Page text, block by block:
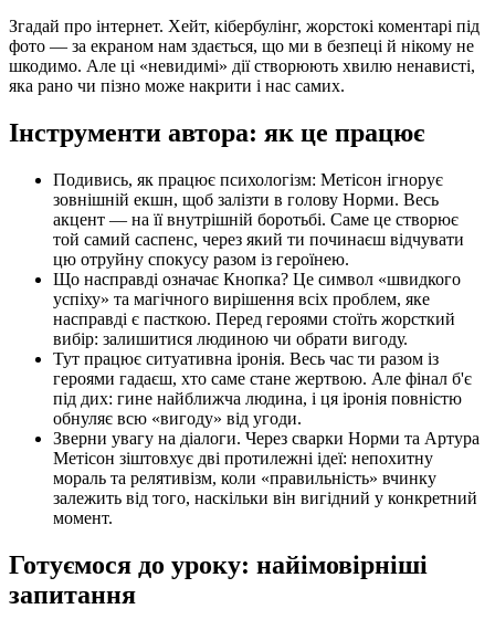
Згадай про інтернет. Хейт, кібербулінг, жорстокі коментарі під
фото — за екраном нам здається, що ми в безпеці й нікому не
шкодимо. Але ці «невидимі» дії створюють хвилю ненависті,
яка рано чи пізно може накрити і нас самих.
Інструменти автора: як це працює
Подивись, як працює психологізм: Метісон ігнорує
зовнішній екшн, щоб залізти в голову Норми. Весь
акцент — на її внутрішній боротьбі. Саме це створює
той самий саспенс, через який ти починаєш відчувати
цю отруйну спокусу разом із героїнею.
Що насправді означає Кнопка? Це символ «швидкого
успіху» та магічного вирішення всіх проблем, яке
насправді є пасткою. Перед героями стоїть жорсткий
вибір: залишитися людиною чи обрати вигоду.
Тут працює ситуативна іронія. Весь час ти разом із
героями гадаєш, хто саме стане жертвою. Але фінал б'є
під дих: гине найближча людина, і ця іронія повністю
обнуляє всю «вигоду» від угоди.
Зверни увагу на діалоги. Через сварки Норми та Артура
Метісон зіштовхує дві протилежні ідеї: непохитну
мораль та релятивізм, коли «правильність» вчинку
залежить від того, наскільки він вигідний у конкретний
момент.
Готуємося до уроку: найімовірніші
запитання